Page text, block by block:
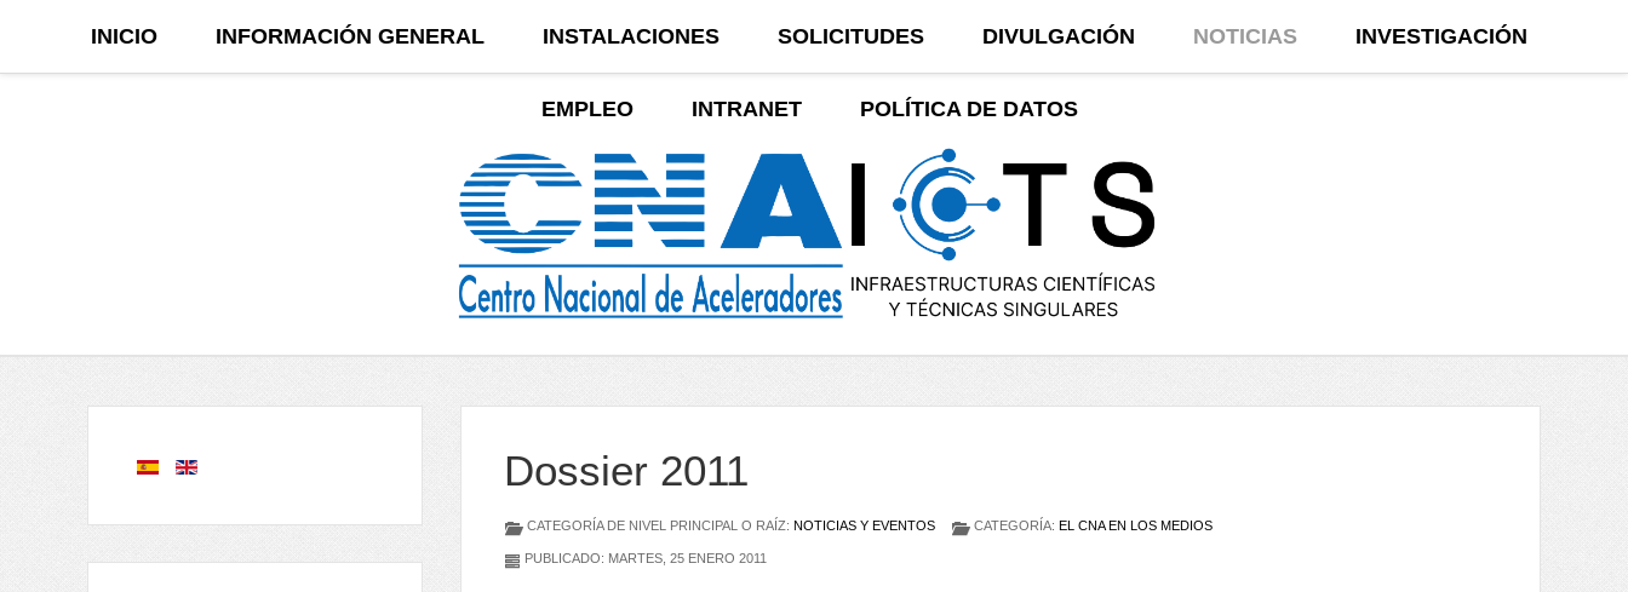
INICIO INFORMACIÓN GENERAL INSTALACIONES SOLICITUDES DIVULGACIÓN NOTICIAS INVESTIGACIÓN
EMPLEO INTRANET POLÍTICA DE DATOS
Dossier 2011
CATEGORÍA DE NIVEL PRINCIPAL O RAÍZ: NOTICIAS Y EVENTOS CATEGORÍA: EL CNA EN LOS MEDIOS
PUBLICADO: MARTES, 25 ENERO 2011